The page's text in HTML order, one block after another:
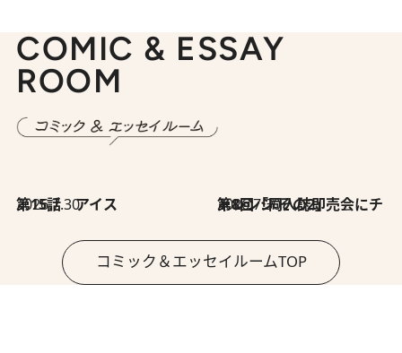
COMIC & ESSAY
ROOM
2026.7.30
第15話 アイス 2026.7.30
第8回「同人誌即売会にチャレンジ その2」
コミック＆エッセイルームTOP